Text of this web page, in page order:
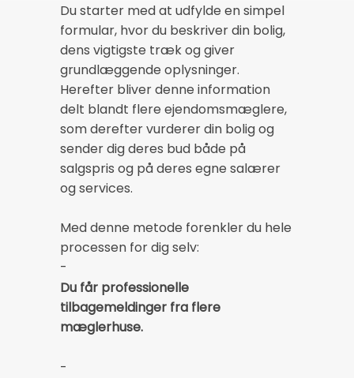
Du starter med at udfylde en simpel
formular, hvor du beskriver din bolig,
dens vigtigste træk og giver
grundlæggende oplysninger.
Herefter bliver denne information
delt blandt flere ejendomsmæglere,
som derefter vurderer din bolig og
sender dig deres bud både på
salgspris og på deres egne salærer
og services.
Med denne metode forenkler du hele
processen for dig selv:
-
Du får professionelle
tilbagemeldinger fra flere
mæglerhuse.
-